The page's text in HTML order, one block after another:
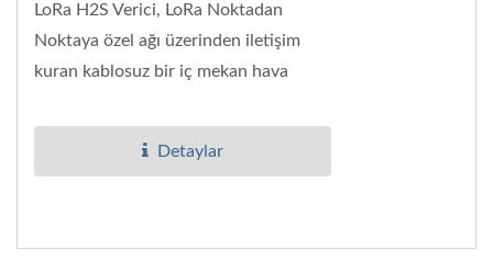
LoRa H2S Verici, LoRa Noktadan
Noktaya özel ağı üzerinden iletişim
kuran kablosuz bir iç mekan hava
İnterneti'ni...
Detaylar